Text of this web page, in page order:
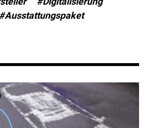
#Ausstattungspaket